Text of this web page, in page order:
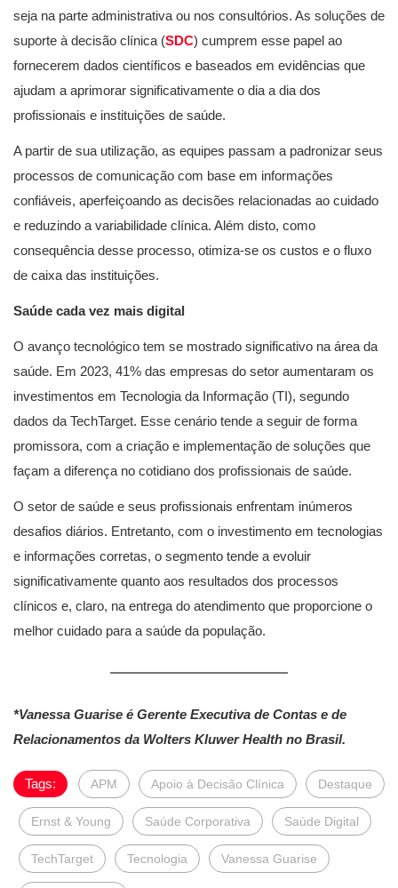
seja na parte administrativa ou nos consultórios. As soluções de
suporte à decisão clínica (SDC) cumprem esse papel ao
fornecerem dados científicos e baseados em evidências que
ajudam a aprimorar significativamente o dia a dia dos
profissionais e instituições de saúde.
A partir de sua utilização, as equipes passam a padronizar seus
processos de comunicação com base em informações
confiáveis, aperfeiçoando as decisões relacionadas ao cuidado
e reduzindo a variabilidade clínica. Além disto, como
consequência desse processo, otimiza-se os custos e o fluxo
de caixa das instituições.
Saúde cada vez mais digital
O avanço tecnológico tem se mostrado significativo na área da
saúde. Em 2023, 41% das empresas do setor aumentaram os
investimentos em Tecnologia da Informação (TI), segundo
dados da TechTarget. Esse cenário tende a seguir de forma
promissora, com a criação e implementação de soluções que
façam a diferença no cotidiano dos profissionais de saúde.
O setor de saúde e seus profissionais enfrentam inúmeros
desafios diários. Entretanto, com o investimento em tecnologias
e informações corretas, o segmento tende a evoluir
significativamente quanto aos resultados dos processos
clínicos e, claro, na entrega do atendimento que proporcione o
melhor cuidado para a saúde da população.
*Vanessa Guarise é Gerente Executiva de Contas e de
Relacionamentos da Wolters Kluwer Health no Brasil.
Tags: APM Apoio à Decisão Clínica Destaque
Ernst & Young Saúde Corporativa Saúde Digital
TechTarget Tecnologia Vanessa Guarise